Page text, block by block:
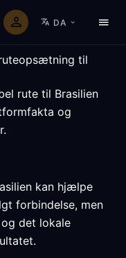
DA
til
rute til Brasilien
og
kan hjælpe
forbindelse, men
det lokale